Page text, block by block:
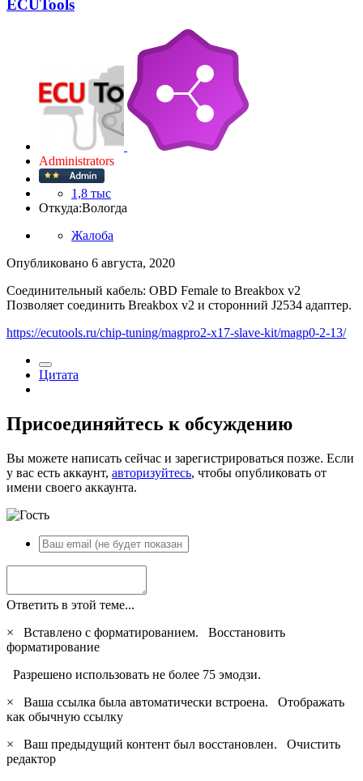
ECUTools
Administrators
1,8 тыс
Откуда:Вологда
Жалоба
Опубликовано 6 августа, 2020
Соединительный кабель: OBD Female to Breakbox v2
Позволяет соединить Breakbox v2 и сторонний J2534 адаптер.
https://ecutools.ru/chip-tuning/magpro2-x17-slave-kit/magp0-2-13/
Цитата
Присоединяйтесь к обсуждению
Вы можете написать сейчас и зарегистрироваться позже. Если
у вас есть аккаунт, авторизуйтесь, чтобы опубликовать от
имени своего аккаунта.
Ответить в этой теме...
×
Вставлено с форматированием. Восстановить
форматирование
Разрешено использовать не более 75 эмодзи.
×
Ваша ссылка была автоматически встроена. Отображать
как обычную ссылку
×
Ваш предыдущий контент был восстановлен. Очистить
редактор